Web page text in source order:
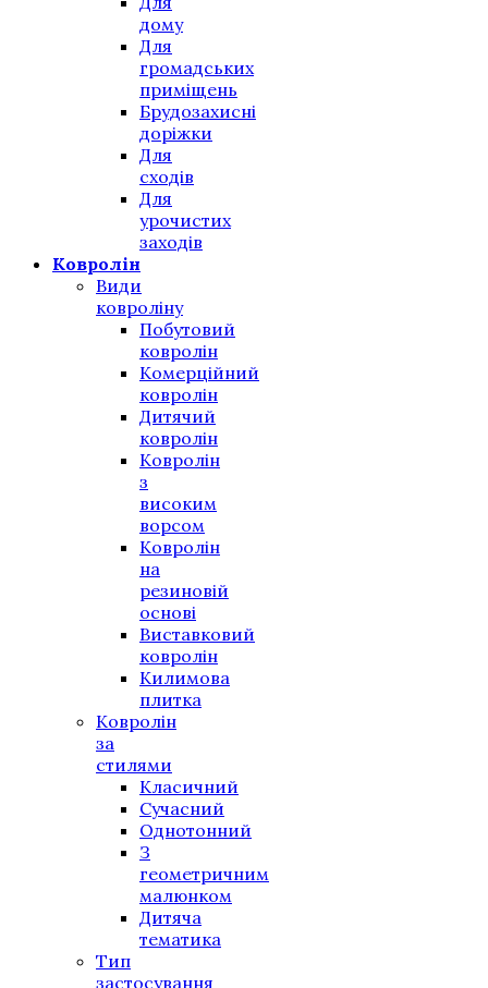
дому
Для
громадських
приміщень
Брудозахисні
доріжки
Для
сходів
Для
урочистих
заходів
Ковролін
Види
ковроліну
Побутовий
ковролін
Комерційний
ковролін
Дитячий
ковролін
Ковролін
з
високим
ворсом
Ковролін
на
резиновій
основі
Виставковий
ковролін
Килимова
плитка
Ковролін
за
стилями
Класичний
Сучасний
Однотонний
З
геометричним
малюнком
Дитяча
тематика
Тип
застосування